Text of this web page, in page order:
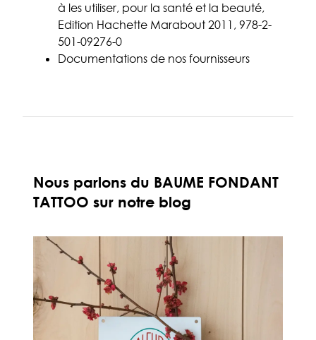
à les utiliser, pour la santé et la beauté,
Edition Hachette Marabout 2011, 978-2-
501-09276-0
Documentations de nos fournisseurs
Nous parlons du BAUME FONDANT
TATTOO sur notre blog